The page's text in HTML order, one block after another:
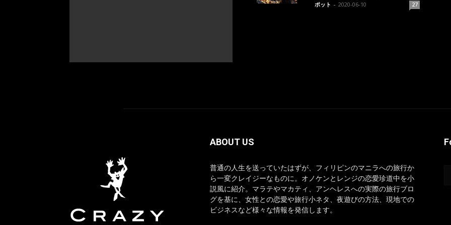
ポット - 2020-06-10 27
ABOUT US
普通の人生を送っていたはずが、フィリピンのマニラへの旅行か
ら一変クレイジーなものに。オノケンとレンジの恋愛珍道中を小
説風に紹介。マラテやマカティ、アンヘレスへの実際の旅行ブロ
グを基に、女性との恋愛や旅行小ネタ、夜遊びの方法、現地での
ビジネスなど様々な情報を発信します。